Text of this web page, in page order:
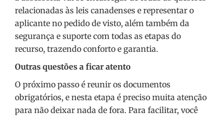
relacionadas às leis canadenses e representar o
aplicante no pedido de visto, além também da
segurança e suporte com todas as etapas do
recurso, trazendo conforto e garantia.
Outras questões a ficar atento
O próximo passo é reunir os documentos
obrigatórios, e nesta etapa é preciso muita atenção
para não deixar nada de fora. Para facilitar, você